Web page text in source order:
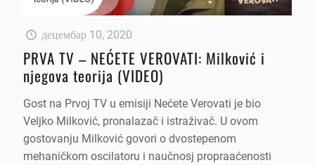
децембар 10, 2020
PRVA TV – NEĆETE VEROVATI: Milković i
njegova teorija (VIDEO)
Gost na Prvoj TV u emisiji Nećete Verovati je bio
Veljko Milković, pronalazač i istraživač. U ovom
gostovanju Milković govori o dvostepenom
mehaničkom oscilatoru i naučnosj propraaćenosti